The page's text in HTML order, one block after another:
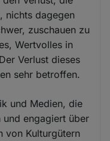
nichts dagegen
zuschauen zu
Wertvolles in
Verlust dieses
sehr betroffen.
und Medien, die
und engagiert über
von Kulturgütern